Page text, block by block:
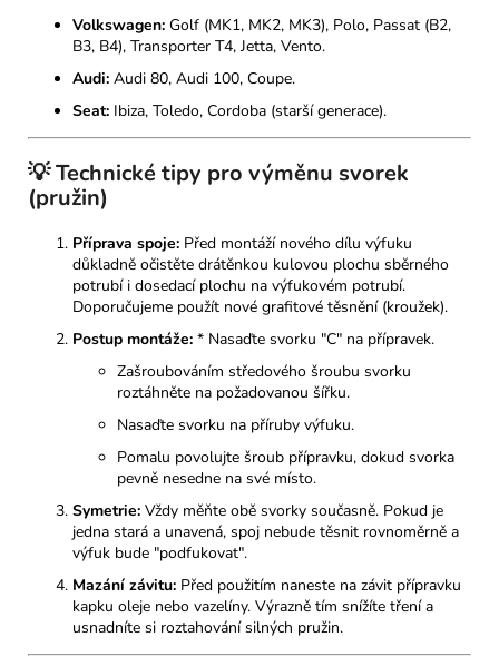
Volkswagen: Golf (MK1, MK2, MK3), Polo, Passat (B2,
B3, B4), Transporter T4, Jetta, Vento.
Audi: Audi 80, Audi 100, Coupe.
Seat: Ibiza, Toledo, Cordoba (starší generace).
💡 Technické tipy pro výměnu svorek
(pružin)
Příprava spoje: Před montáží nového dílu výfuku
důkladně očistěte drátěnkou kulovou plochu sběrného
potrubí i dosedací plochu na výfukovém potrubí.
Doporučujeme použít nové grafitové těsnění (kroužek).
Postup montáže: * Nasaďte svorku "C" na přípravek.
Zašroubováním středového šroubu svorku
roztáhněte na požadovanou šířku.
Nasaďte svorku na příruby výfuku.
Pomalu povolujte šroub přípravku, dokud svorka
pevně nesedne na své místo.
Symetrie: Vždy měňte obě svorky současně. Pokud je
jedna stará a unavená, spoj nebude těsnit rovnoměrně a
výfuk bude "podfukovat".
Mazání závitu: Před použitím naneste na závit přípravku
kapku oleje nebo vazelíny. Výrazně tím snížíte tření a
usnadníte si roztahování silných pružin.